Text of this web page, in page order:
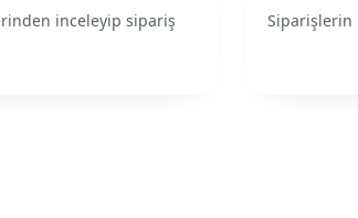
inceleyip sipariş
Siparişlerin